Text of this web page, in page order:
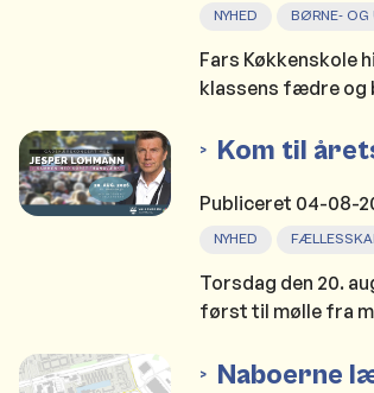
NYHED BØRNE- OG
Fars Køkkenskole
klassens fædre og
Kom til
Publiceret 04-08-
NYHED
Torsdag den 20.
først til mølle fra
Naboerne